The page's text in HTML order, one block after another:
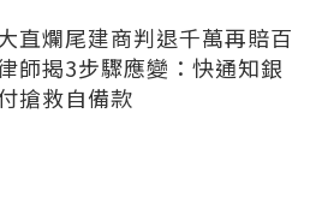
直爛尾建商判退千萬再賠百
師揭3步驟應變：快通知銀
搶救自備款